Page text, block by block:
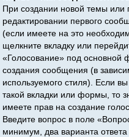
При создании новой темы или
редактировании первого
(если имеете на это
щелкните вкладку или
«Голосование» под основной
создания сообщения (в
используемого стиля). Если
такой вкладки или формы, то
имеете прав на создание
Введите вопрос в поле
минимум, два варианта